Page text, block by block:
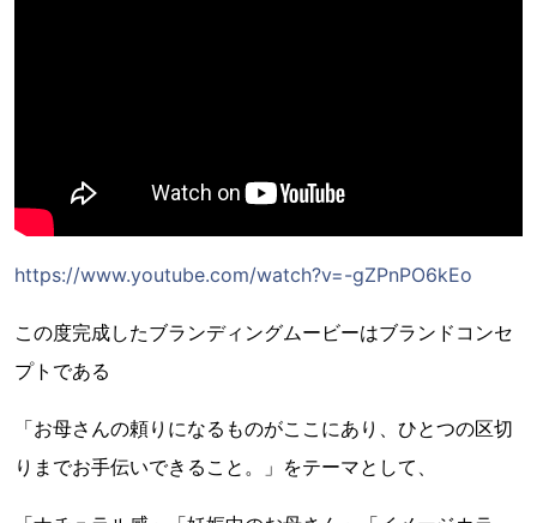
https://www.youtube.com/watch?v=-gZPnPO6kEo
この度完成したブランディングムービーはブランドコンセ
プトである
「お母さんの頼りになるものがここにあり、ひとつの区切
りまでお手伝いできること。」をテーマとして、